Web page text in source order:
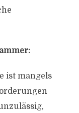
ist mangels